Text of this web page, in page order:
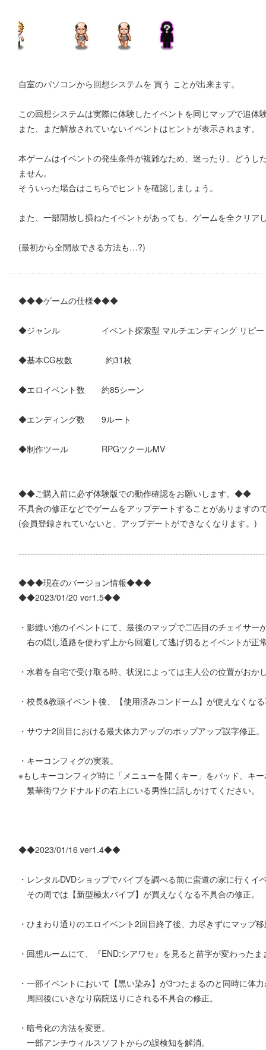
自室のパソコンから回想システムを 買う ことが出来ます。
この回想システムは実際に体験したイベントを同じマップで追体
また、まだ解放されていないイベントはヒントが表示されます。
本ゲームはイベントの発生条件が複雑なため、迷ったり、どうし
ません。
そういった場合はこちらでヒントを確認しましょう。
また、一部開放し損ねたイベントがあっても、ゲームを全クリア
(最初から全開放できる方法も…?)
◆◆◆ゲームの仕様◆◆◆
◆ジャンル イベント探索型 マルチエンディング リピー
◆基本CG枚数 約31枚
◆エロイベント数 約85シーン
◆エンディング数 9ルート
◆制作ツール RPGツクールMV
◆◆ご購入前に必ず体験版での動作確認をお願いします。◆◆
不具合の修正などでゲームをアップデートすることがありますの
(会員登録されていないと、アップデートができなくなります。)
◆◆◆現在のバージョン情報◆◆◆
◆◆2023/01/20 ver1.5◆◆
・影縫い池のイベントにて、最後のマップで二匹目のチェイサー
右の隠し通路を使わず上から回避して逃げ切るとイベントが正
・水着を自宅で受け取る時、状況によっては主人公の位置がおか
・校長&教頭イベント後、【使用済みコンドーム】が使えなくな
・サウナ2回目における最大体力アップのポップアップ誤字修正。
・キーコンフィグの実装。
※もしキーコンフィグ時に「メニューを開くキー」をパッド、キ
繁華街ワクドナルドの右上にいる男性に話しかけてください。
◆◆2023/01/16 ver1.4◆◆
・レンタルDVDショップでバイブを調べる前に蛮道の家に行くイ
その周では【新型極太バイブ】が買えなくなる不具合の修正。
・ひまわり通りのエロイベント2回目終了後、力尽きずにマップ
・回想ルームにて、『END:シアワセ』を見ると苗字が変わった
・一部イベントにおいて【黒い染み】が3つたまるのと同時に体
周回後にいきなり病院送りにされる不具合の修正。
・暗号化の方法を変更。
一部アンチウィルスソフトからの誤検知を解消。